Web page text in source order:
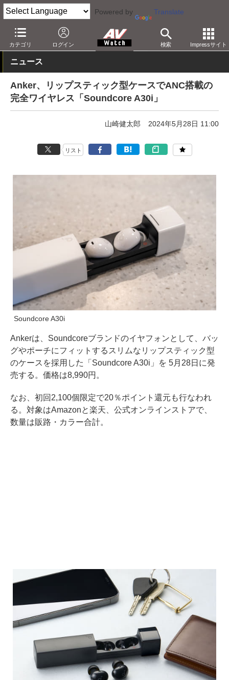
Powered by Translate
カテゴリ ログイン 検索 Impressサイト
AV Watch 製品 ヘッドフォン Anker
ニュース
Anker、リップスティック型ケースでANC搭載の
完全ワイヤレス「Soundcore A30i」
山崎健太郎 2024年5月28日 11:00
リスト
Soundcore A30i
Ankerは、Soundcoreブランドのイヤフォンとして、バッ
グやポーチにフィットするスリムなリップスティック型
のケースを採用した「Soundcore A30i」を 5月28日に発
売する。価格は8,990円。
なお、初回2,100個限定で20％ポイント還元も行なわれ
る。対象はAmazonと楽天、公式オンラインストアで、
数量は販路・カラー合計。